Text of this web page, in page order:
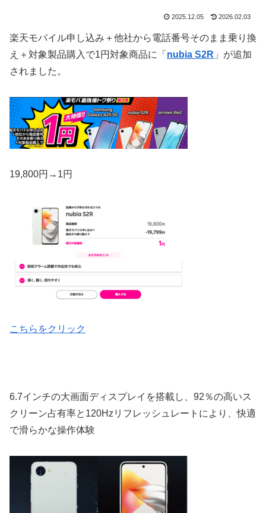
2025.12.05 2026.02.03
楽天モバイル申し込み＋他社から電話番号そのまま乗り換
え＋対象製品購入で1円対象商品に「 nubia S2R 」が追加
されました。
19,800円 →1円
こちらをクリック
6.7インチの大画面ディスプレイを搭載し、92％の高いス
クリーン占有率と120Hzリフレッシュレートにより、快適
で滑らかな操作体験